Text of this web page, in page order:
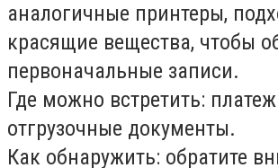
аналогичные принтеры,
красящие вещества, чтобы
первоначальные записи.
Где можно встретить:
отгрузочные документы.
Как обнаружить: обратите